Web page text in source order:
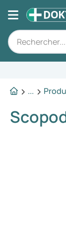
...